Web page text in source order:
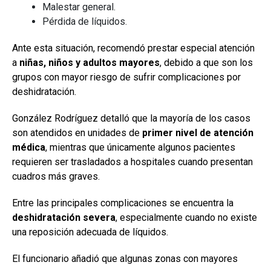
Malestar general.
Pérdida de líquidos.
Ante esta situación, recomendó prestar especial atención
a niñas, niños y adultos mayores, debido a que son los
grupos con mayor riesgo de sufrir complicaciones por
deshidratación.
González Rodríguez detalló que la mayoría de los casos
son atendidos en unidades de primer nivel de atención
médica, mientras que únicamente algunos pacientes
requieren ser trasladados a hospitales cuando presentan
cuadros más graves.
Entre las principales complicaciones se encuentra la
deshidratación severa, especialmente cuando no existe
una reposición adecuada de líquidos.
El funcionario añadió que algunas zonas con mayores